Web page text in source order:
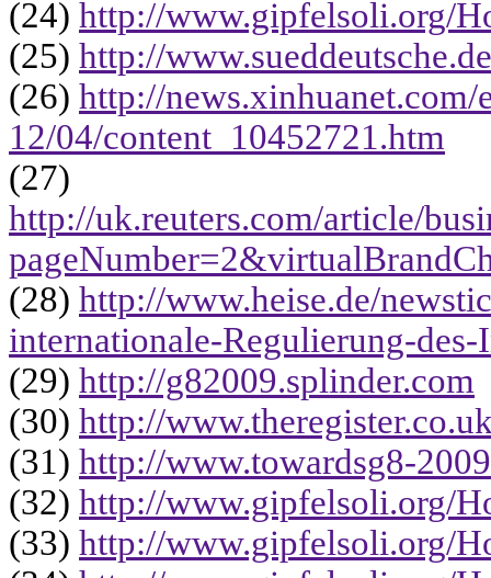
(24) http://www.gipfelsoli.org/
(25) http://
(26) http://news.xinhuanet.com/
12/04/content_10452721.htm
(27)
http://uk.reuters.com/article/
(28) http://www.heise.de/
internationale-Regulierung-
(29) http://g82009.splinder.com
(30) http://
(31) http://www.towardsg8-
(32) http://www.gipfelsoli.org/
(33) http://www.gipfelsoli.org/